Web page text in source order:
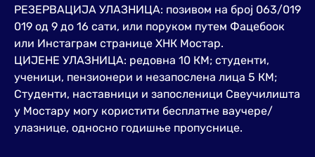
РЕЗЕРВАЦИЈА УЛАЗНИЦА: позивом на број 063/019
019 од 9 до 16 сати, или поруком путем Фацебоок
или Инстаграм странице ХНК Мостар.
ЦИЈЕНЕ УЛАЗНИЦА: редовна 10 КМ; студенти,
ученици, пензионери и незапослена лица 5 КМ;
Студенти, наставници и запосленици Свеучилишта
у Мостару могу користити бесплатне ваучере/
улазнице, односно годишње пропуснице.